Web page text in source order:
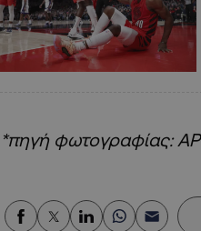
*πηγή φωτογραφίας: AP